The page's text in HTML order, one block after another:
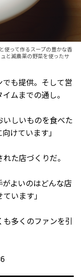
使って作るスープの豊かな香
と減農薬の野菜を使ったサ
も提供。そして営
ムまでの通し。
いしいものを食べた
けています」
た店づくりだ。
がよいのはどんな店
います」
多くのファンを引